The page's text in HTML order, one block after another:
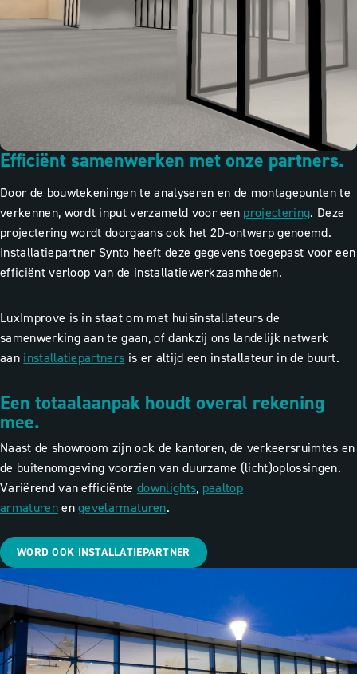
Efficiënt samenwerken met onze partners.
Door de bouwtekeningen te analyseren en de montagepunten te
verkennen, wordt input verzameld voor een projectering. Deze
projectering wordt doorgaans ook het 2D-ontwerp genoemd.
Installatiepartner Synto heeft deze gegevens toegepast voor een
efficiënt verloop van de installatiewerkzaamheden.
LuxImprove is in staat om met huisinstallateurs de
samenwerking aan te gaan, of dankzij ons landelijk netwerk
aan installatiepartners is er altijd een installateur in de buurt.
Een totaalaanpak houdt overal rekening
mee.
Naast de showroom zijn ook de kantoren, de verkeersruimtes en
de buitenomgeving voorzien van duurzame (licht)oplossingen.
Variërend van efficiëntedownlights, paaltop
armaturenengevelarmaturen.
WORD OOK INSTALLATIEPARTNER